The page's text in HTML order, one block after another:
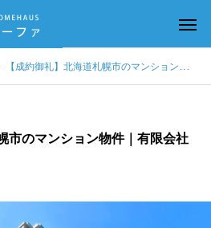
【成約御礼】北海道札幌市のマンション物件｜有限会社ミューファ
市のマンション物件｜有限会社